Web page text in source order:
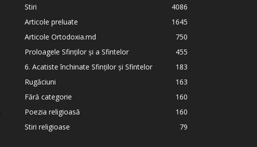
Stiri
4086
Articole preluate
1645
Articole Ortodoxia.md
750
Proloagele Sfinților și a Sfintelor
455
6. Acatiste închinate Sfinților și Sfintelor
183
Rugăciuni
163
Fără categorie
160
Poezia religioasă
160
Stiri religioase
79